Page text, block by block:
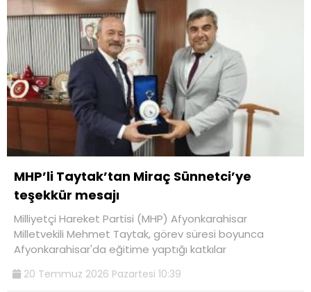
MHP’li Taytak’tan Miraç Sünnetci’ye
teşekkür mesajı
Milliyetçi Hareket Partisi (MHP) Afyonkarahisar
Milletvekili Mehmet Taytak, görev süresi boyunca
Afyonkarahisar'da eğitime yaptığı katkılar
20 Temmuz 2026 Pazartesi 10:39